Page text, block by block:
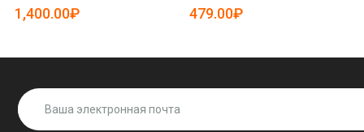
1,400.00₽
25-5080223)
479.00₽